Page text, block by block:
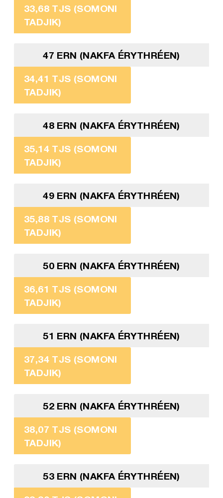
33,68 TJS (SOMONI
TADJIK)
47 ERN (NAKFA ÉRYTHRÉEN)
34,41 TJS (SOMONI
TADJIK)
48 ERN (NAKFA ÉRYTHRÉEN)
35,14 TJS (SOMONI
TADJIK)
49 ERN (NAKFA ÉRYTHRÉEN)
35,88 TJS (SOMONI
TADJIK)
50 ERN (NAKFA ÉRYTHRÉEN)
36,61 TJS (SOMONI
TADJIK)
51 ERN (NAKFA ÉRYTHRÉEN)
37,34 TJS (SOMONI
TADJIK)
52 ERN (NAKFA ÉRYTHRÉEN)
38,07 TJS (SOMONI
TADJIK)
53 ERN (NAKFA ÉRYTHRÉEN)